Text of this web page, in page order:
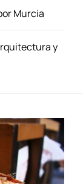
Murcia
y